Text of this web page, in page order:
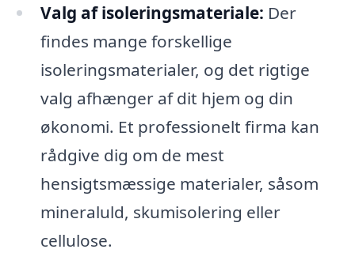
Valg af isoleringsmateriale: Der
findes mange forskellige
isoleringsmaterialer, og det rigtige
valg afhænger af dit hjem og din
økonomi. Et professionelt firma kan
rådgive dig om de mest
hensigtsmæssige materialer, såsom
mineraluld, skumisolering eller
cellulose.